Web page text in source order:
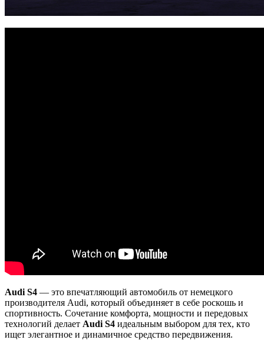
Audi S4 — это впечатляющий автомобиль от немецкого
производителя Audi, который объединяет в себе роскошь и
спортивность. Сочетание комфорта, мощности и передовых
технологий делает Audi S4 идеальным выбором для тех, кто
ищет элегантное и динамичное средство передвижения.